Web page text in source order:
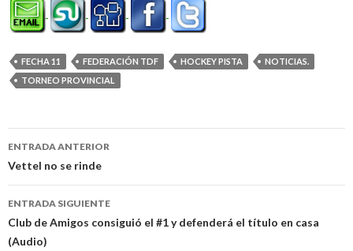
FECHA 11 FEDERACIÓN TDF HOCKEY PISTA
NOTICIAS.
TORNEO PROVINCIAL
Navegación
de
entradas
ENTRADA ANTERIOR
Vettel no se rinde
ENTRADA SIGUIENTE
Club de Amigos consiguió el #1 y defenderá el título en casa
(Audio)